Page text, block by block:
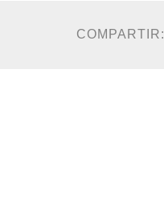
COMPARTIR: